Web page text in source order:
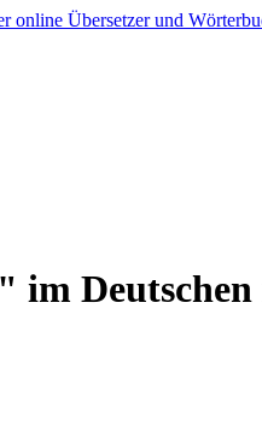
online Übersetzer und